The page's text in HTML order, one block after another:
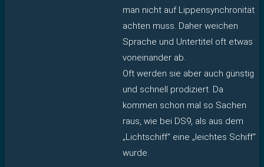
man nicht auf Lippensynchronität
achten muss. Daher weichen
Sprache und Untertitel oft etwas
voneinander ab.
Oft werden sie aber auch günstig
und schnell prodiziert. Da
kommen schon mal so Sachen
raus, wie bei DS9, als aus dem
„Lichtschiff“ eine „leichtes Schiff“
wurde.